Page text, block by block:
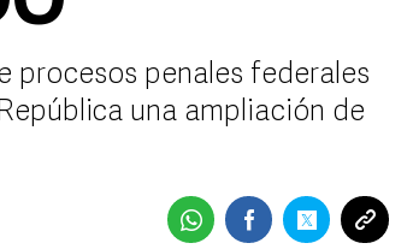
procesos penales federales
una ampliación de